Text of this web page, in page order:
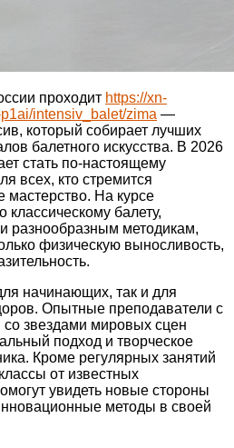
проходит https://xn-
intensiv_balet/zima —
который собирает лучших
балетного искусства. В 2026
стать по-настоящему
всех, кто стремится
мастерство. На курсе
классическому балету,
разнообразным методикам,
физическую выносливость,
начинающих, так и для
Опытные преподаватели с
звездами мировых сцен
подход и творческое
Кроме регулярных занятий
от известных
увидеть новые стороны
методы в своей